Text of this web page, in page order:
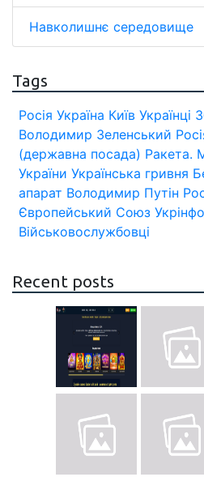
Навколишнє середовище
Tags
Росія Україна Київ Українці
Володимир Зеленський
(державна посада) Ракета.
України Українська гривня
апарат Володимир Путін
Європейський Союз
Військовослужбовці
Recent posts